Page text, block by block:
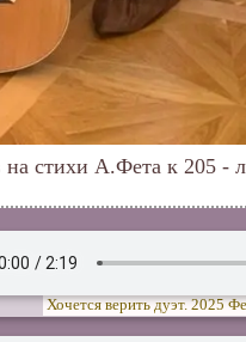
на стихи А.Фета к 205 -
Хочется верить дуэт. 2025